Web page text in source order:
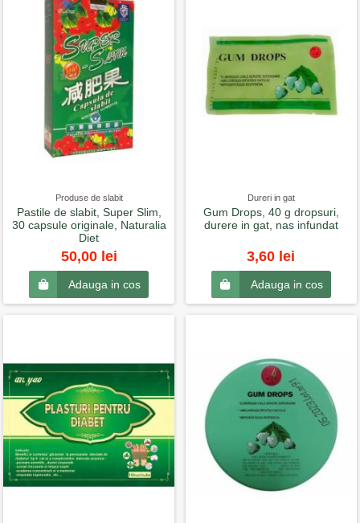
Produse de slabit
Pastile de slabit, Super Slim,
30 capsule originale, Naturalia
Diet
50,00 lei
Adauga in cos
Dureri in gat
Gum Drops, 40 g dropsuri,
durere in gat, nas infundat
3,60 lei
Adauga in cos